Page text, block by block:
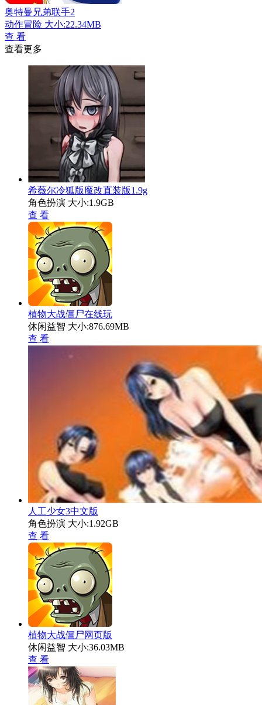
奥特曼兄弟联手2
动作冒险 大小:22.34MB
查 看
查看更多
希薇尔冷狐版魔改直装版1.9g
角色扮演 大小:1.9GB
查 看
植物大战僵尸在线玩
休闲益智 大小:876.69MB
查 看
人工少女3中文版
角色扮演 大小:1.92GB
查 看
植物大战僵尸网页版
休闲益智 大小:36.03MB
查 看